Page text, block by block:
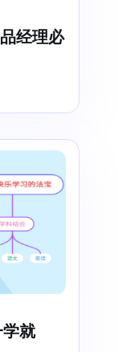
经理必
就